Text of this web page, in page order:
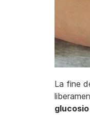
La fine